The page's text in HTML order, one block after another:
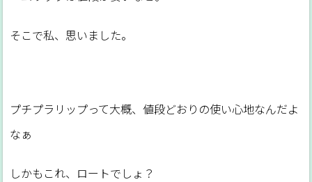
そこで私、思いました。
プチプラリップって大概、値段どおりの使い心地なんだよ
なぁ
しかもこれ、ロートでしょ？